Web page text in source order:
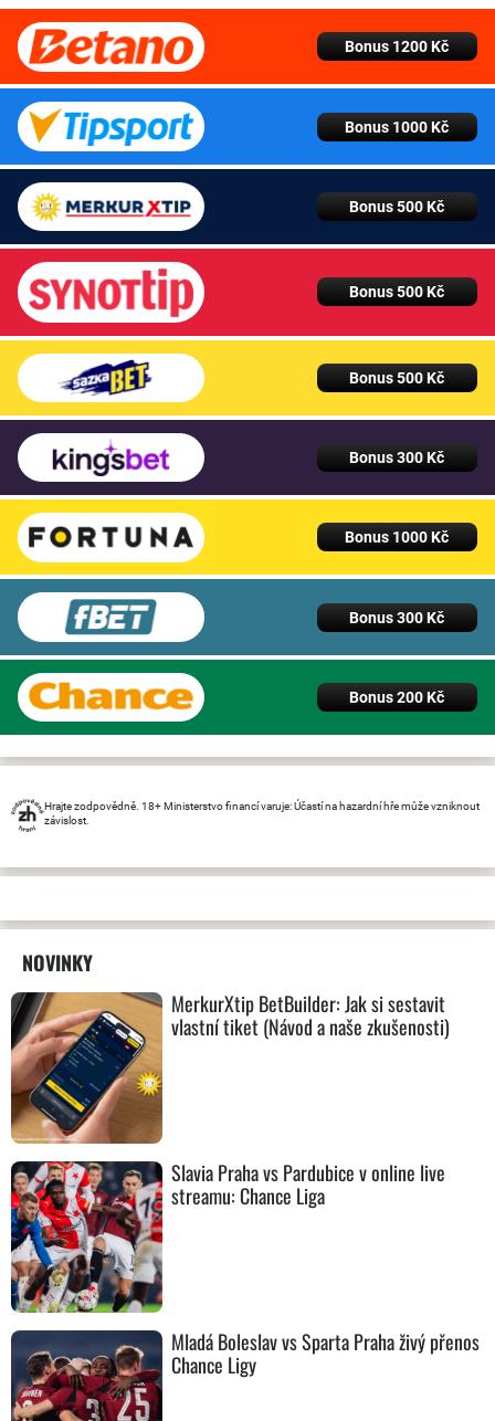
Bonus 1200 Kč
Bonus 1000 Kč
Bonus 500 Kč
Bonus 500 Kč
Bonus 500 Kč
Bonus 300 Kč
Bonus 1000 Kč
Bonus 300 Kč
Bonus 200 Kč
Hrajte zodpovědně. 18+ Ministerstvo financí varuje: Účastí na hazardní hře může vzniknout
závislost.
NOVINKY
MerkurXtip BetBuilder: Jak si sestavit
vlastní tiket (Návod a naše zkušenosti)
Slavia Praha vs Pardubice v online live
streamu: Chance Liga
Mladá Boleslav vs Sparta Praha živý přenos
Chance Ligy